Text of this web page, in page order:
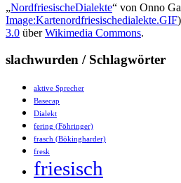
„NordfriesischeDialekte“ von Onno
Image:Kartenordfriesischedialekte.GIF
3.0 überWikimedia Commons.
slachwurden / Schlagwörter
aktive Sprecher
Basecap
Dialekt
fering (Föhringer)
frasch (Bökingharder)
fresk
friesisch